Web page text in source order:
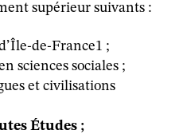
supérieur suivants :
de-France1 ;
sciences sociales ;
et civilisations
Études ;